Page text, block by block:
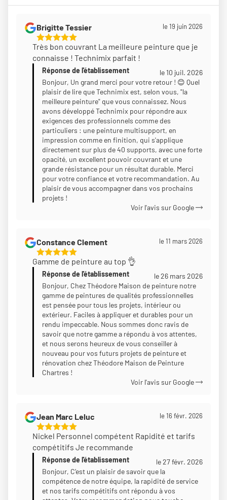
Brigitte Tessier
5
Étoiles
Sur
le 19 juin 2026
Très bon couvrant La meilleure peinture que je
connaisse ! Technimix parfait !
Réponse de l'établissement
le 10 juil. 2026
Bonjour, Un grand merci pour votre retour ! 😊 Quel
plaisir de lire que Technimix est, selon vous, "la
meilleure peinture" que vous connaissez. Nous
avons développé Technimix pour répondre aux
exigences des professionnels comme des
particuliers : une peinture multisupport, en
impression comme en finition, qui s'applique
directement sur plus de 40 supports, avec une forte
opacité, un excellent pouvoir couvrant et une
grande résistance pour un résultat durable. Merci
pour votre confiance et votre recommandation. Au
plaisir de vous accompagner dans vos prochains
projets !
Voir l'avis sur Google
Constance Clement
5
Étoiles
Sur
le 11 mars 2026
Gamme de peinture au top 👌
Réponse de l'établissement
le 26 mars 2026
Bonjour, Chez Théodore Maison de peinture notre
gamme de peintures de qualités professionnelles
est pensée pour tous les projets, intérieur ou
extérieur. Faciles à appliquer et durables pour un
rendu impeccable. Nous sommes donc ravis de
savoir que notre gamme a répondu à vos attentes,
et nous serons heureux de vous conseiller à
nouveau pour vos futurs projets de peinture et
rénovation chez Théodore Maison de Peinture
Chartres !
Voir l'avis sur Google
Jean Marc Leluc
5
Étoiles
Sur
le 16 févr. 2026
Nickel Personnel compétent Rapidité et tarifs
compétitifs Je recommande
Réponse de l'établissement
le 27 févr. 2026
Bonjour, C’est un plaisir de savoir que la
compétence de notre équipe, la rapidité de service
et nos tarifs compétitifs ont répondu à vos